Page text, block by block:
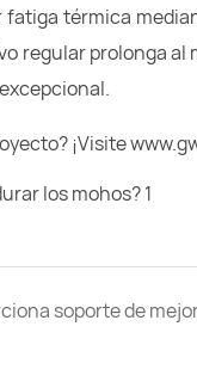
fatiga térmica
regular prolonga al
¡Visite